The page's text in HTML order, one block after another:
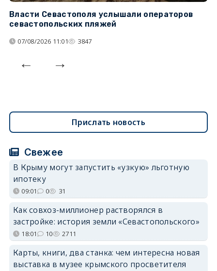
Власти Севастополя услышали операторов
севастопольских пляжей
07/08/2026 11:01 3847
Прислать новость
Свежее
В Крыму могут запустить «узкую» льготную
ипотеку
09:01 0 31
Как совхоз-миллионер растворялся в
застройке: история земли «Севастопольского»
18:01 10 2711
Карты, книги, два станка: чем интересна новая
выставка в музее крымского просветителя